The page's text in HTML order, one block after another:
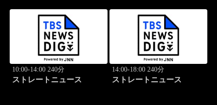
10:00-14:00 240分
ストレートニュース
14:00-18:00 240分
ストレートニュース